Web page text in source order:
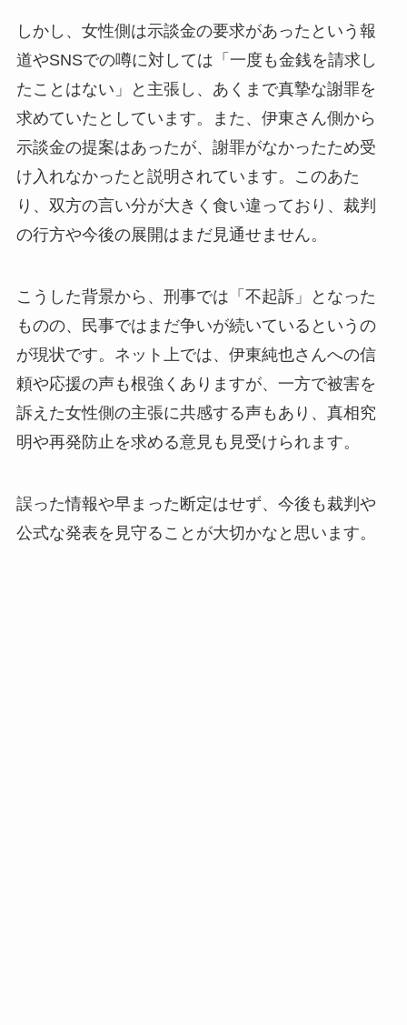
しかし、女性側は示談金の要求があったという報
道やSNSでの噂に対しては「一度も金銭を請求し
たことはない」と主張し、あくまで真摯な謝罪を
求めていたとしています。また、伊東さん側から
示談金の提案はあったが、謝罪がなかったため受
け入れなかったと説明されています。このあた
り、双方の言い分が大きく食い違っており、裁判
の行方や今後の展開はまだ見通せません。
こうした背景から、刑事では「不起訴」となった
ものの、民事ではまだ争いが続いているというの
が現状です。ネット上では、伊東純也さんへの信
頼や応援の声も根強くありますが、一方で被害を
訴えた女性側の主張に共感する声もあり、真相究
明や再発防止を求める意見も見受けられます。
誤った情報や早まった断定はせず、今後も裁判や
公式な発表を見守ることが大切かなと思います。